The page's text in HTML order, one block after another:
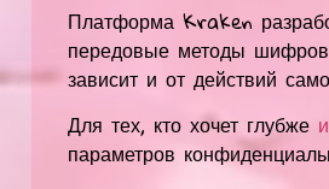
Платформа Kraken
передовые методы
зависит и от действий
Для тех, кто хочет глубже
параметров